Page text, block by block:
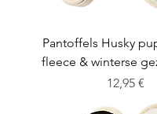
Pantoffels Husky
fleece & winterse
Cena
12,95 €